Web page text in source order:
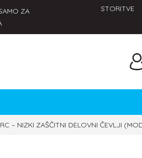
ZA
STORITVE
– NIZKI ZAŠČITNI DELOVNI ČEVLJI